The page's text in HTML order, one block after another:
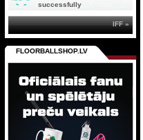
successfully
IFF »
FLOORBALLSHOP.LV